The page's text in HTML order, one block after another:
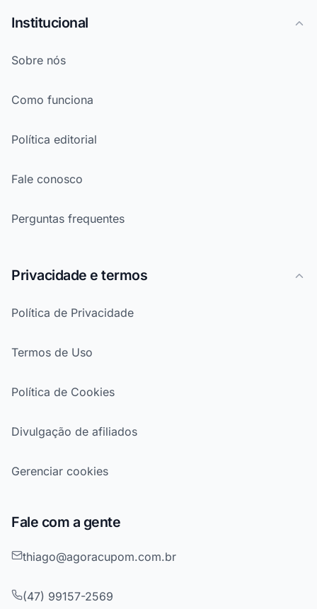
Institucional
Sobre nós
Como funciona
Política editorial
Fale conosco
Perguntas frequentes
Privacidade e termos
Política de Privacidade
Termos de Uso
Política de Cookies
Divulgação de afiliados
Gerenciar cookies
Fale com a gente
thiago@agoracupom.com.br
(47) 99157-2569